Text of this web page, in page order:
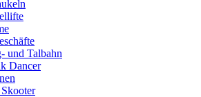
und Talbahn
Dancer